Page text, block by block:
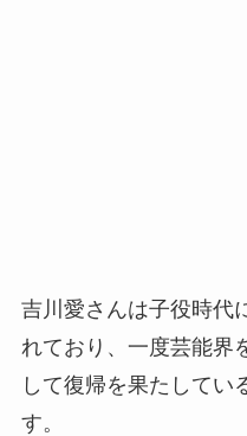
吉川愛さんは子役時代
れており、一度芸能界
して復帰を果たしてい
す。